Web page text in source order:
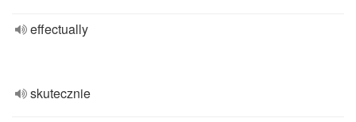
effectually
skutecznie